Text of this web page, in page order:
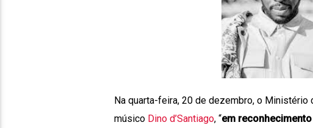
Na quarta-feira, 20 de dezembro, o Ministério
músico Dino d’Santiago, “em